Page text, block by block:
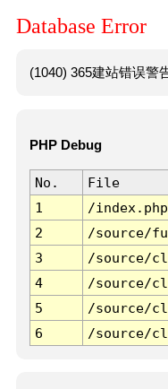
Database Error
(1040) 365建站错误警
PHP Debug
No. File
1
/index.php
2
/source/
3
/source/
4
/source/
5
/source/
6
/source/